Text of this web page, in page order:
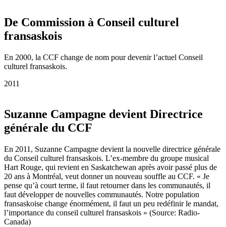
De Commission à Conseil culturel
fransaskois
En 2000, la CCF change de nom pour devenir l’actuel Conseil
culturel fransaskois.
2011
Suzanne Campagne devient Directrice
générale du CCF
En 2011, Suzanne Campagne devient la nouvelle directrice générale
du Conseil culturel fransaskois. L’ex-membre du groupe musical
Hart Rouge, qui revient en Saskatchewan après avoir passé plus de
20 ans à Montréal, veut donner un nouveau souffle au CCF. « Je
pense qu’à court terme, il faut retourner dans les communautés, il
faut développer de nouvelles communautés. Notre population
fransaskoise change énormément, il faut un peu redéfinir le mandat,
l’importance du conseil culturel fransaskois » (Source: Radio-
Canada)